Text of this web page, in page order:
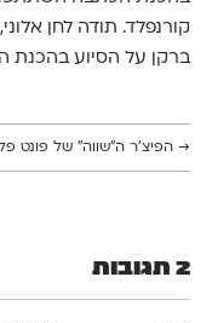
קורנפלד. תודה לחן
ברקן על הסיוע בהכנת
→הפיצ׳ר ה״שווה״ של פונט פלוני יודע להציג מילים מפוצלות בלשון
2 תגובות